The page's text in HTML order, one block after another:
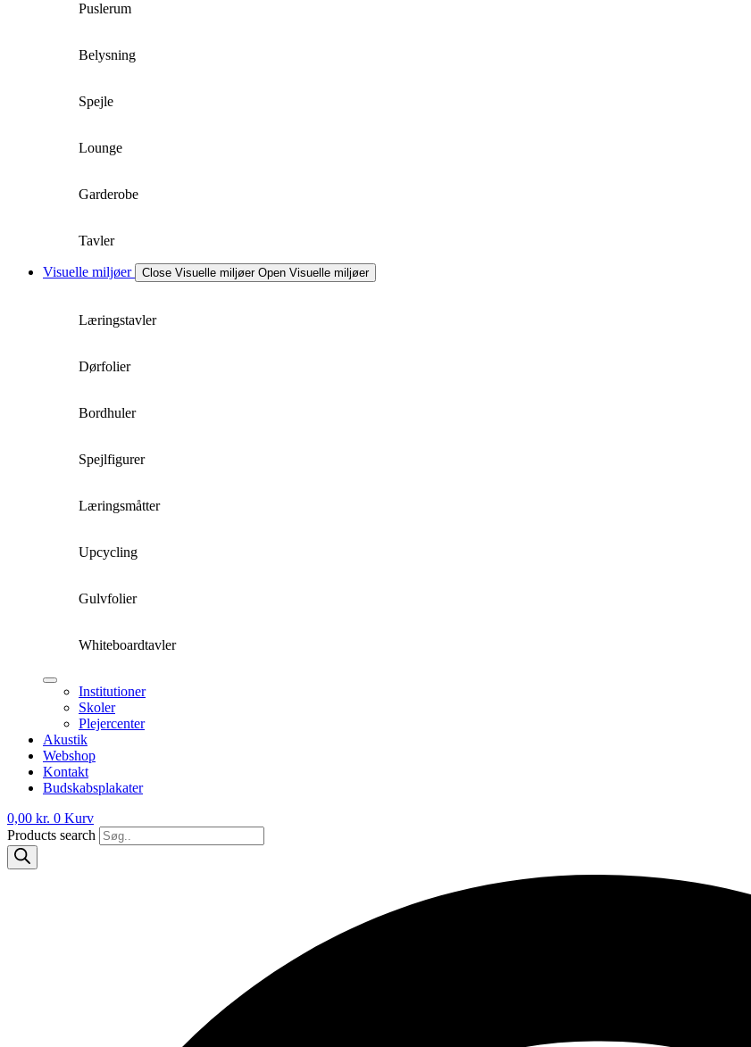
Puslerum
Belysning
Spejle
Lounge
Garderobe
Tavler
Visuelle miljøer Close Visuelle miljøer Open Visuelle miljøer
Læringstavler
Dørfolier
Bordhuler
Spejlfigurer
Læringsmåtter
Upcycling
Gulvfolier
Whiteboardtavler
Institutioner
Skoler
Plejercenter
Akustik
Webshop
Kontakt
Budskabsplakater
0,00 kr. 0 Kurv
Products search